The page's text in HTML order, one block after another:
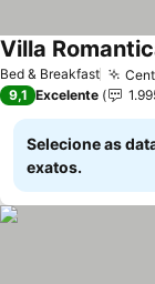
Bed & Breakfast
Villa
9,1 Excelente
Selecione as
exatos.